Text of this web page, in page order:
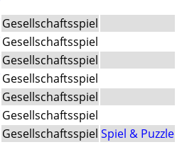
Gesellschaftsspiel
Gesellschaftsspiel
Gesellschaftsspiel
Gesellschaftsspiel
Gesellschaftsspiel
Gesellschaftsspiel
Gesellschaftsspiel Spiel & Puzzle